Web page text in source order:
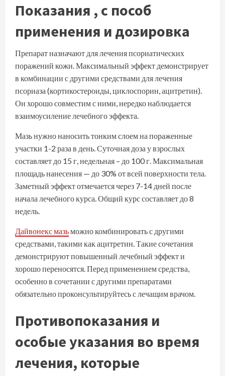
Показания , с пособ
применения и дозировка
Препарат назначают для лечения псориатических
поражений кожи. Максимальный эффект демонстрирует
в комбинации с другими средствами для лечения
псориаза (кортикостероиды, циклоспорин, ацитретин).
Он хорошо совместим с ними, нередко наблюдается
взаимоусиление лечебного эффекта.
Мазь нужно наносить тонким слоем на пораженные
участки 1-2 раза в день. Суточная доза у взрослых
составляет до 15 г, недельная – до 100 г. Максимальная
площадь нанесения — до 30% от всей поверхности тела.
Заметный эффект отмечается через 7-14 дней после
начала лечебного курса. Общий курс составляет до 8
недель.
Дайвонекс мазьможно комбинировать с другими
средствами, такими как ацитретин. Такие сочетания
демонстрируют повышенный лечебный эффект и
хорошо переносятся. Перед применением средства,
особенно в сочетании с другими препаратами
обязательно проконсультируйтесь с лечащим врачом.
Противопоказания и
особые указания во время
лечения, которые